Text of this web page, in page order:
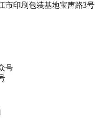
市印刷包装基地宝声路3号